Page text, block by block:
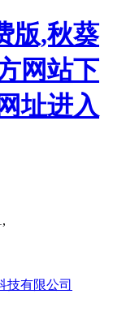
版,秋葵
网站下
址进入